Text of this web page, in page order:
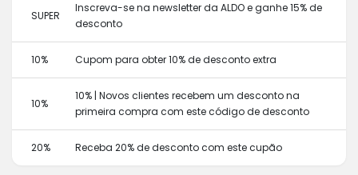
SUPER
Inscreva-se na newsletter da ALDO e ganhe 15% de
desconto
10% Cupom para obter 10% de desconto extra
10%
10% | Novos clientes recebem um desconto na
primeira compra com este código de desconto
20% Receba 20% de desconto com este cupão